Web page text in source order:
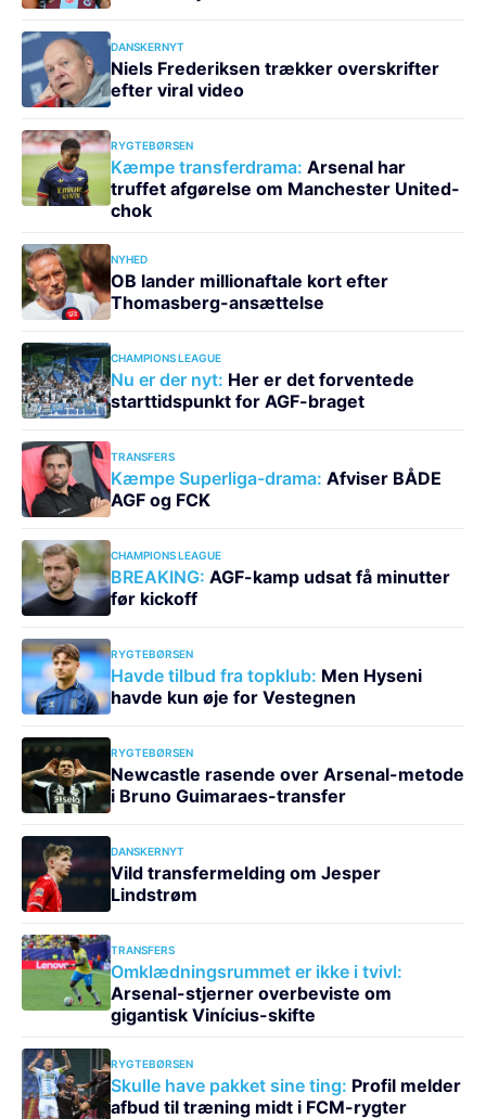
DANSKERNYT
Niels Frederiksen trækker overskrifter
efter viral video
RYGTEBØRSEN
Kæmpe transferdrama: Arsenal har
truffet afgørelse om Manchester United-
chok
NYHED
OB lander millionaftale kort efter
Thomasberg-ansættelse
CHAMPIONS LEAGUE
Nu er der nyt: Her er det forventede
starttidspunkt for AGF-braget
TRANSFERS
Kæmpe Superliga-drama: Afviser BÅDE
AGF og FCK
CHAMPIONS LEAGUE
BREAKING: AGF-kamp udsat få minutter
før kickoff
RYGTEBØRSEN
Havde tilbud fra topklub: Men Hyseni
havde kun øje for Vestegnen
RYGTEBØRSEN
Newcastle rasende over Arsenal-metode
i Bruno Guimaraes-transfer
DANSKERNYT
Vild transfermelding om Jesper
Lindstrøm
TRANSFERS
Omklædningsrummet er ikke i tvivl:
Arsenal-stjerner overbeviste om
gigantisk Vinícius-skifte
RYGTEBØRSEN
Skulle have pakket sine ting: Profil melder
afbud til træning midt i FCM-rygter